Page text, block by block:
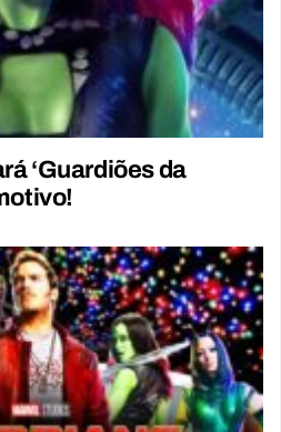
‘Guardiões da